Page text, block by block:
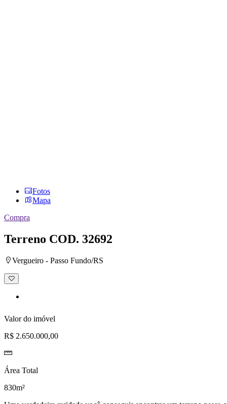
Fotos
Mapa
Compra
Terreno COD. 32692
Vergueiro - Passo Fundo/RS
Adicionar
à
Valor do imóvel
R$ 2.650.000,00
Área Total
830m²